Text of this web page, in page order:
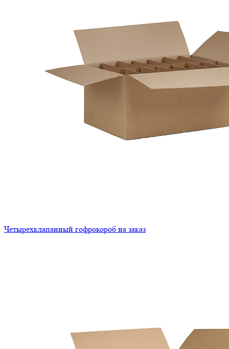
Четырехклапанный гофрокороб на заказ